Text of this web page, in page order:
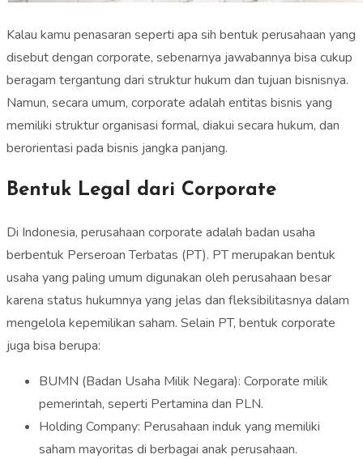
Kalau kamu penasaran seperti apa sih bentuk perusahaan yang
disebut dengan corporate, sebenarnya jawabannya bisa cukup
beragam tergantung dari struktur hukum dan tujuan bisnisnya.
Namun, secara umum, corporate adalah entitas bisnis yang
memiliki struktur organisasi formal, diakui secara hukum, dan
berorientasi pada bisnis jangka panjang.
Bentuk Legal dari Corporate
Di Indonesia, perusahaan corporate adalah badan usaha
berbentuk Perseroan Terbatas (PT). PT merupakan bentuk
usaha yang paling umum digunakan oleh perusahaan besar
karena status hukumnya yang jelas dan fleksibilitasnya dalam
mengelola kepemilikan saham. Selain PT, bentuk corporate
juga bisa berupa:
BUMN (Badan Usaha Milik Negara): Corporate milik
pemerintah, seperti Pertamina dan PLN.
Holding Company: Perusahaan induk yang memiliki
saham mayoritas di berbagai anak perusahaan.